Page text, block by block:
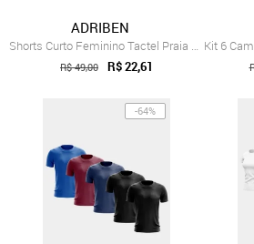
ADRIBEN
Shorts Curto Feminino Tactel Praia Pisci...
R$ 49,00 R$ 22,61
-64%